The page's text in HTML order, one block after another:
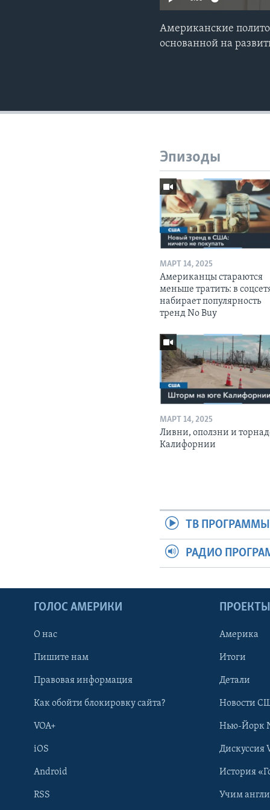
Американские
основанной на
Эпизоды
МАРТ 14, 2025
Американцы стараются
меньше тратить: в
набирает популярность
тренд No Buy
МАРТ 14, 2025
Ливни, оползни и
Калифорнии
ТВ ПРОГРАММЫ
РАДИО
ГОЛОС АМЕРИКИ
О нас
Пишите нам
Правовая информация
Как обойти блокировку сайта?
VOA+
iOS
Android
RSS
ПРОЕКТЫ
Америка
Итоги
Детали
Новости
Нью-Йорк
Дискуссия
История
Учим